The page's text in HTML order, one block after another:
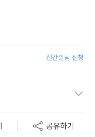
신간알림 신청
공유하기